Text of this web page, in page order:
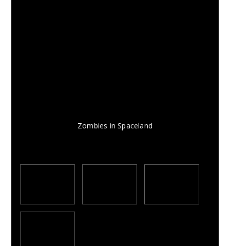
Zombies in Spaceland